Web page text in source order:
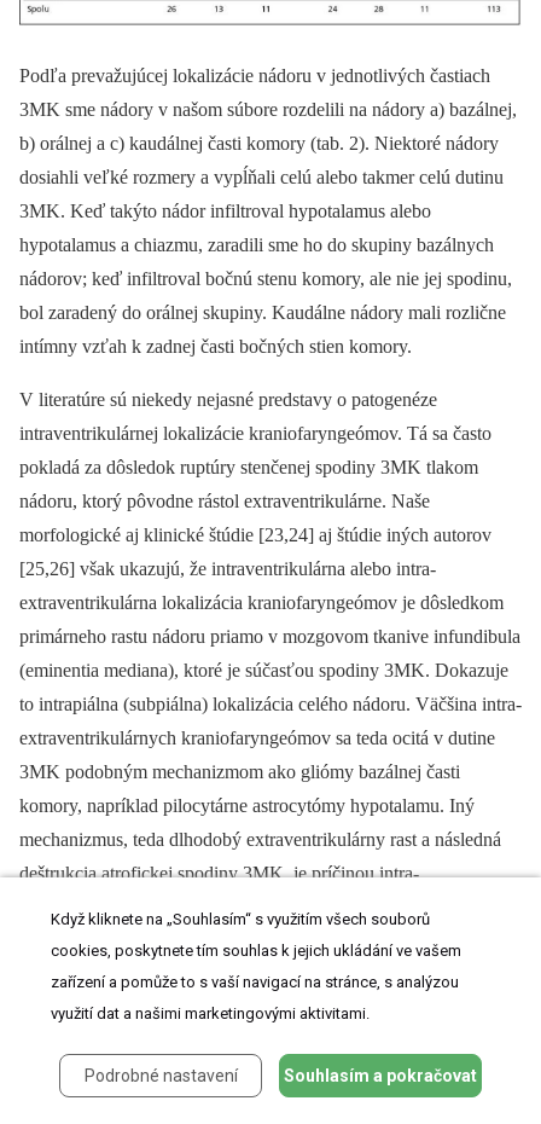
Podľa prevažujúcej lokalizácie nádoru v jednotlivých častiach
3MK sme nádory v našom súbore rozdelili na nádory a) bazálnej,
b) orálnej a c) kaudálnej časti komory (tab. 2). Niektoré nádory
dosiahli veľké rozmery a vypĺňali celú alebo takmer celú dutinu
3MK. Keď takýto nádor infiltroval hypotalamus alebo
hypotalamus a chiazmu, zaradili sme ho do skupiny bazálnych
nádorov; keď infiltroval bočnú stenu komory, ale nie jej spodinu,
bol zaradený do orálnej skupiny. Kaudálne nádory mali rozlične
intímny vzťah k zadnej časti bočných stien komory.
V literatúre sú niekedy nejasné predstavy o patogenéze
intraventrikulárnej lokalizácie kraniofaryngeómov. Tá sa často
pokladá za dôsledok ruptúry stenčenej spodiny 3MK tlakom
nádoru, ktorý pôvodne rástol extraventrikulárne. Naše
morfologické aj klinické štúdie [23,24] aj štúdie iných autorov
[25,26] však ukazujú, že intraventrikulárna alebo intra-
extraventrikulárna lokalizácia kraniofaryngeómov je dôsledkom
primárneho rastu nádoru priamo v mozgovom tkanive infundibula
(eminentia mediana), ktoré je súčasťou spodiny 3MK. Dokazuje
to intrapiálna (subpiálna) lokalizácia celého nádoru. Väčšina intra-
extraventrikulárnych kraniofaryngeómov sa teda ocitá v dutine
3MK podobným mechanizmom ako gliómy bazálnej časti
komory, napríklad pilocytárne astrocytómy hypotalamu. Iný
mechanizmus, teda dlhodobý extraventrikulárny rast a následná
deštrukcia atrofickej spodiny 3MK, je príčinou intra-
extraventrikulárnej lokalizácie kraniofaryngeómov len zriedkavo.
Okrem niekoľkých kraniofaryngeómov sme to pozorovali aj
v dvoch prípadoch gigantického adenómu hypofýzy operovaných
pred rokom 1990 [27].
Když kliknete na „Souhlasím“ s využitím všech souborů
cookies, poskytnete tím souhlas k jejich ukládání ve vašem
zařízení a pomůže to s vaší navigací na stránce, s analýzou
využití dat a našimi marketingovými aktivitami.
Podrobné nastavení Souhlasím a pokračovat